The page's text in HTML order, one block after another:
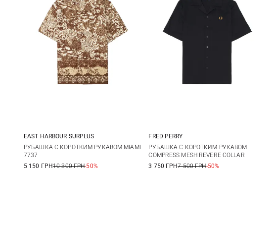
48 50 52 54
56
EAST HARBOUR SURPLUS
РУБАШКА С КОРОТКИМ РУКАВОМ MIAMI
7737
5 150 ГРН10 300 ГРН-50%
M L XL XXL
FRED PERRY
РУБАШКА С КОРОТКИМ РУКАВОМ
COMPRESS MESH REVERE COLLAR
3 750 ГРН7 500 ГРН-50%